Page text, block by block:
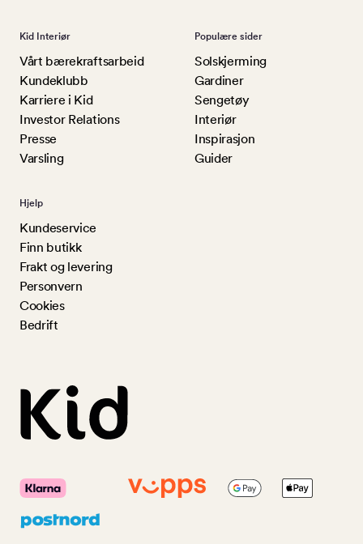
Kid Interiør
Vårt bærekraftsarbeid
Kundeklubb
Karriere i Kid
Investor Relations
Presse
Varsling
Populære sider
Solskjerming
Gardiner
Sengetøy
Interiør
Inspirasjon
Guider
Hjelp
Kundeservice
Finn butikk
Frakt og levering
Personvern
Cookies
Bedrift